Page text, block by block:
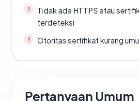
Tidak ada HTTPS atau
terdeteksi
Otoritas sertifikat kurang
Pertanyaan Umum